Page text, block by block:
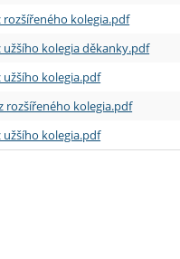
rozšířeného kolegia.pdf
užšího kolegia děkanky.pdf
užšího kolegia.pdf
rozšířeného kolegia.pdf
užšího kolegia.pdf